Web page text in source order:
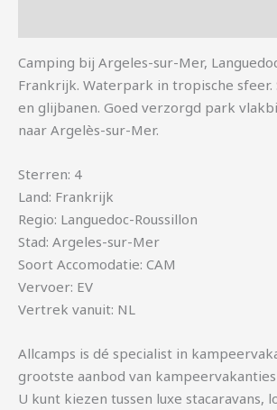
Camping bij Argeles-sur-Mer,
Frankrijk. Waterpark in tropische
en glijbanen. Goed verzorgd park
naar Argelès-sur-Mer.
Sterren: 4
Land: Frankrijk
Regio: Languedoc-Roussillon
Stad: Argeles-sur-Mer
Soort Accomodatie: CAM
Vervoer: EV
Vertrek vanuit: NL
Allcamps is dé specialist in
grootste aanbod van
U kunt kiezen tussen luxe stacaravans,